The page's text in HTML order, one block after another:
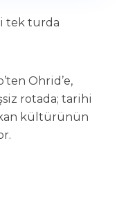
tek turda
Ohrid’e,
rotada; tarihi
kültürünün